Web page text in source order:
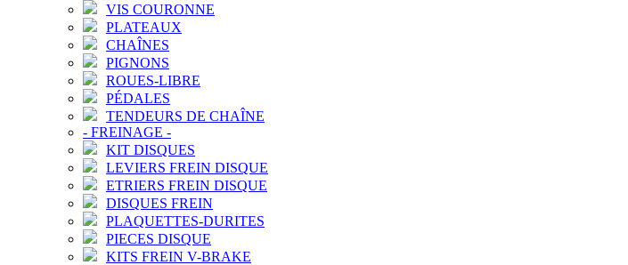
VIS COURONNE
PLATEAUX
CHAÎNES
PIGNONS
ROUES-LIBRE
PÉDALES
TENDEURS DE CHAÎNE
- FREINAGE -
KIT DISQUES
LEVIERS FREIN DISQUE
ETRIERS FREIN DISQUE
DISQUES FREIN
PLAQUETTES-DURITES
PIECES DISQUE
KITS FREIN V-BRAKE